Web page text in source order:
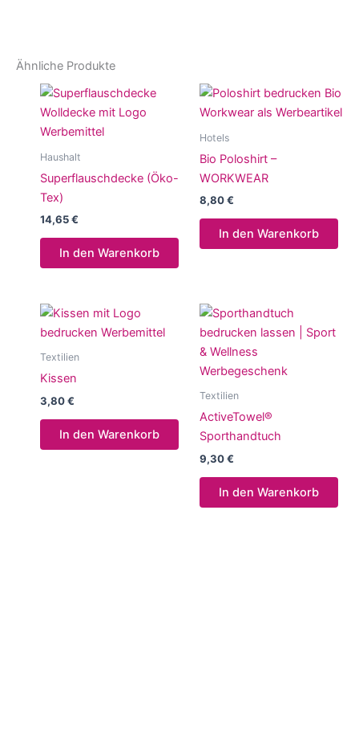
Ähnliche Produkte
Haushalt
Superflauschdecke (Öko-
Tex)
14,65€
In den Warenkorb
Hotels
Bio Poloshirt –
WORKWEAR
8,80€
In den Warenkorb
Textilien
Kissen
3,80€
In den Warenkorb
Textilien
ActiveTowel®
Sporthandtuch
9,30€
In den Warenkorb